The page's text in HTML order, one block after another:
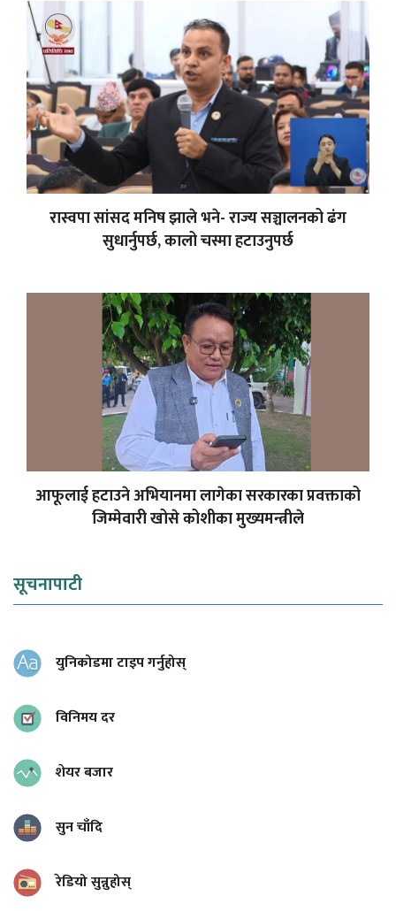
रास्वपा सांसद मनिष झाले भने- राज्य सञ्चालनको ढंग
सुधार्नुपर्छ, कालो चस्मा हटाउनुपर्छ
आफूलाई हटाउने अभियानमा लागेका सरकारका प्रवक्ताको
जिम्मेवारी खोसे कोशीका मुख्यमन्त्रीले
सूचनापाटी
युनिकोडमा टाइप गर्नुहोस्
विनिमय दर
शेयर बजार
सुन चाँदि
रेडियो सुन्नुहोस्